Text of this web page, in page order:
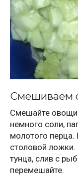
Смешиваем
Смешайте овощи
немного соли,
молотого
столовой
тунца, слив с
перемешайте.